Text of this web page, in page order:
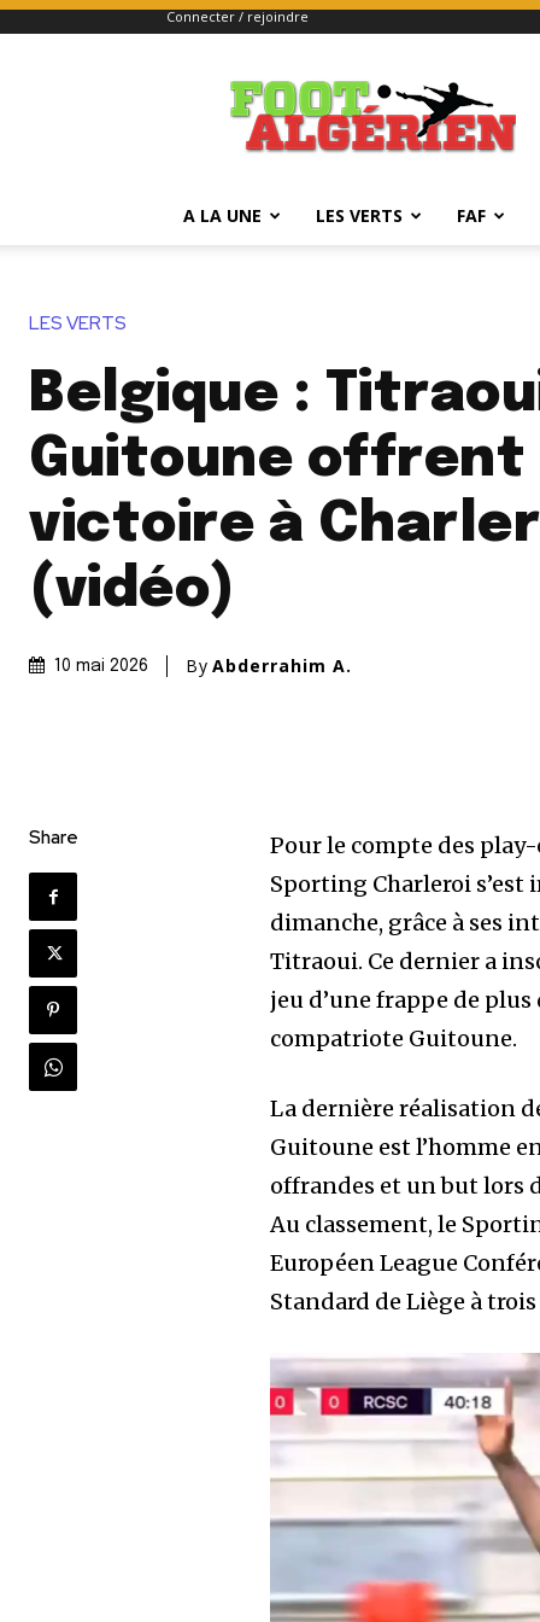
Connecter / rejoindre
FOOTALGERIEN
A LA UNE LES VERTS FAF
LES VERTS
Belgique :
Guitoune offrent
victoire à
(vidéo)
10 mai 2026 By Abderrahim A.
Share
Pour le compte des
Sporting Charleroi s’est
dimanche, grâce à ses
Titraoui. Ce dernier a
jeu d’une frappe de
compatriote Guitoune.
La dernière réalisation
Guitoune est l’homme
offrandes et un but lors
Au classement, le
Européen League
Standard de Liège à
L
e
c
t
e
r